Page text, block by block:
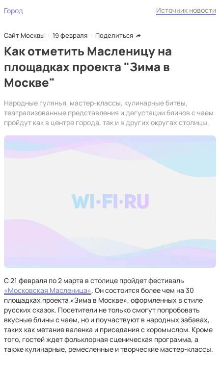
Город Источник новости
Сайт Москвы 19 февраля Поделиться
Как отметить Масленицу на
площадках проекта "Зима в
Москве"
Народные гулянья, мастер-классы, кулинарные битвы,
театрализованные представления и дегустации блинов с чаем
пройдут как в центре города, так и в других округах столицы.
С 21 февраля по 2 марта в столице пройдет фестиваль
«Московская Масленица». Он состоится более чем на 30
площадках проекта «Зима в Москве», оформленных в стиле
русских сказок. Посетители не только смогут попробовать
вкусные блины с чаем, но и поучаствуют в народных забавах,
таких как метание валенка и приседания с коромыслом. Кроме
того, гостей ждет фольклорная сценическая программа, а
также кулинарные, ремесленные и творческие мастер-классы.